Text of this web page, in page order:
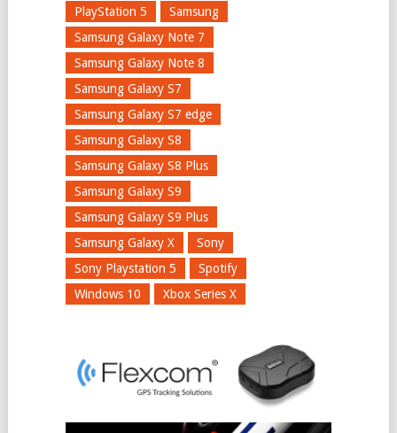
PlayStation 5
Samsung
Samsung Galaxy Note 7
Samsung Galaxy Note 8
Samsung Galaxy S7
Samsung Galaxy S7 edge
Samsung Galaxy S8
Samsung Galaxy S8 Plus
Samsung Galaxy S9
Samsung Galaxy S9 Plus
Samsung Galaxy X
Sony
Sony Playstation 5
Spotify
Windows 10
Xbox Series X